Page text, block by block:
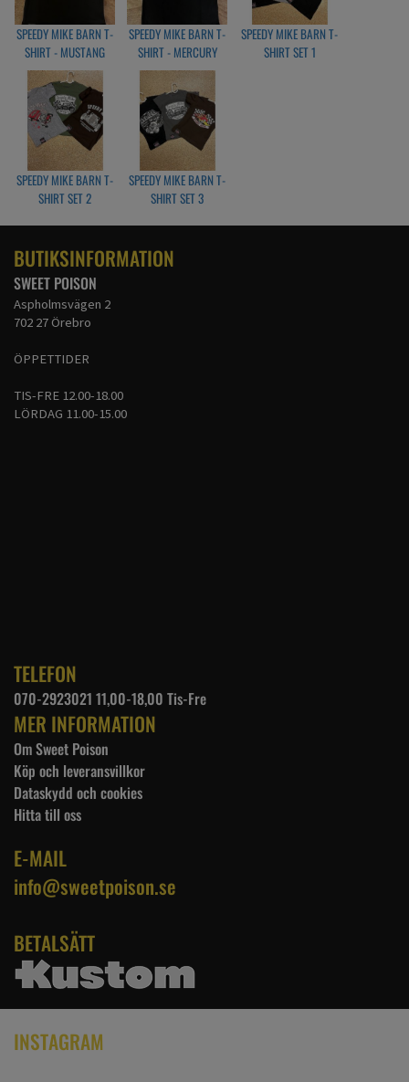
SPEEDY MIKE BARN T-
SHIRT - MUSTANG
BLACK
SPEEDY MIKE BARN T-
SHIRT - MERCURY
BLACK
SPEEDY MIKE BARN T-
SHIRT SET 1
SPEEDY MIKE BARN T-
SHIRT SET 2
SPEEDY MIKE BARN T-
SHIRT SET 3
BUTIKSINFORMATION
SWEET POISON
Aspholmsvägen 2
702 27 Örebro
ÖPPETTIDER
TIS-FRE 12.00-18.00
LÖRDAG 11.00-15.00
TELEFON
070-2923021 11,00-18,00 Tis-Fre
MER INFORMATION
Om Sweet Poison
Köp och leveransvillkor
Dataskydd och cookies
Hitta till oss
E-MAIL
info@sweetpoison.se
BETALSÄTT
INSTAGRAM